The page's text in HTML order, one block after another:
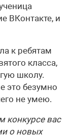
ВКонтакте, и
к ребятам
класса,
школу.
это безумно
не умею.
конкурсе вас
о новых